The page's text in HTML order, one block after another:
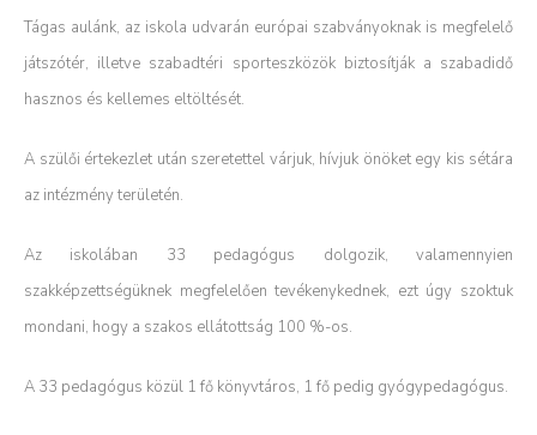
Tágas aulánk, az iskola udvarán európai szabványoknak is megfelelő
játszótér, illetve szabadtéri sporteszközök biztosítják a szabadidő
hasznos és kellemes eltöltését.
A szülői értekezlet után szeretettel várjuk, hívjuk önöket egy kis sétára
az intézmény területén.
Az iskolában 33 pedagógus dolgozik, valamennyien
szakképzettségüknek megfelelően tevékenykednek, ezt úgy szoktuk
mondani, hogy a szakos ellátottság 100 %-os.
A 33 pedagógus közül 1 fő könyvtáros, 1 fő pedig gyógypedagógus.